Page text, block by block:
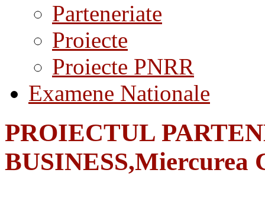
Parteneriate
Proiecte
Proiecte PNRR
Examene Nationale
PROIECTUL
BUSINESS,Miercurea